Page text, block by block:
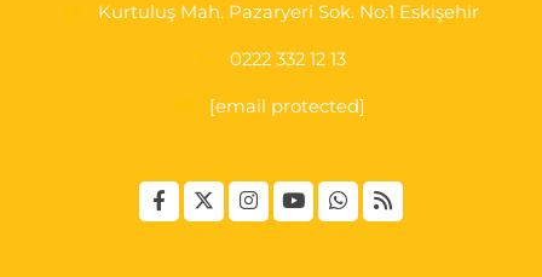
Kurtuluş Mah. Pazaryeri Sok. No:1 Eskişehir
0222 332 12 13
[email protected]